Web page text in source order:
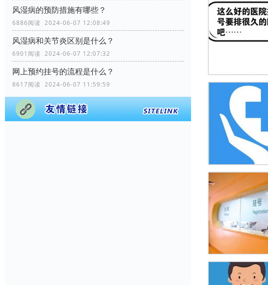
风湿病的预防措施有哪些？
6886阅读 2024-06-07 12:08:49
风湿病和关节炎区别是什么？
6901阅读 2024-06-07 12:07:32
网上预约挂号的流程是什么？
8617阅读 2024-06-07 11:59:59